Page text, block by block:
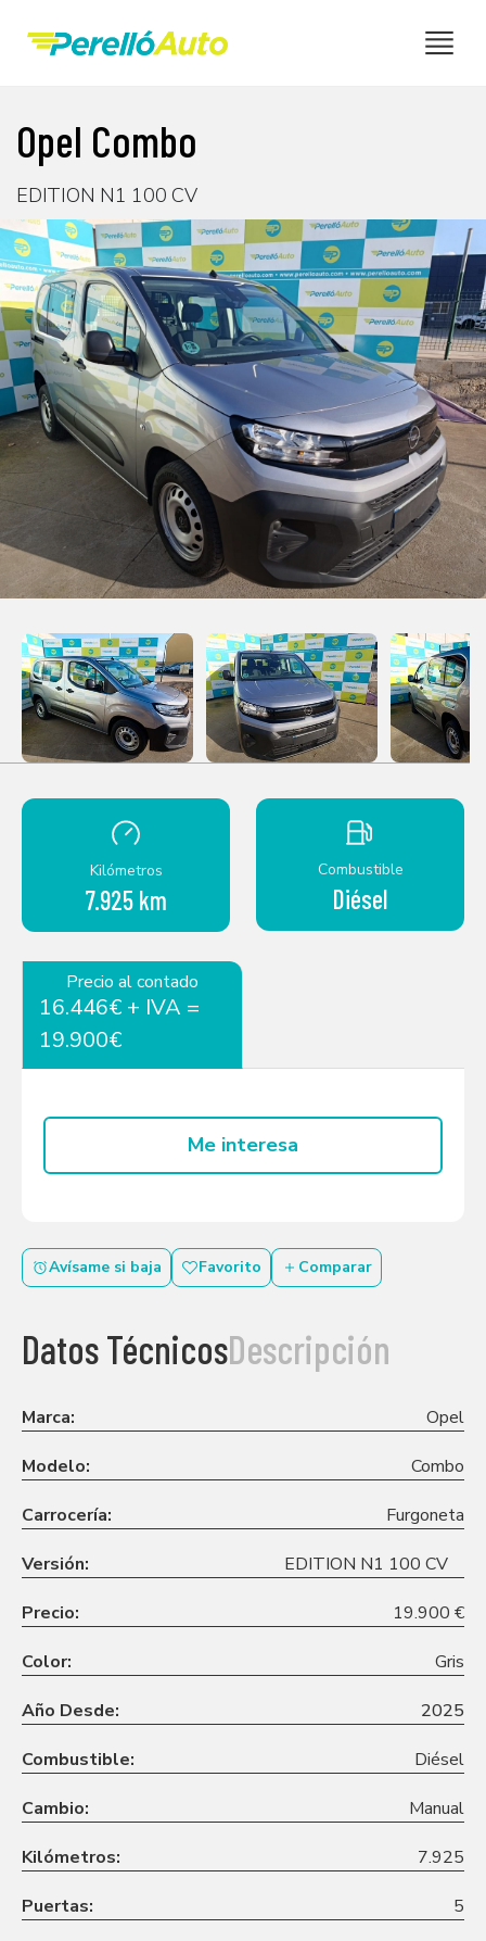
Opel Combo
EDITION N1 100 CV
Kilómetros
7.925 km
Combustible
Diésel
Precio al contado
16.446€ + IVA =
19.900€
Me interesa
Avísame si baja Favorito Comparar
Datos TécnicosDescripción
Marca: Opel
Modelo: Combo
Carrocería: Furgoneta
Versión: EDITION N1 100 CV
Precio: 19.900 €
Color: Gris
Año Desde: 2025
Combustible: Diésel
Cambio: Manual
Kilómetros: 7.925
Puertas: 5